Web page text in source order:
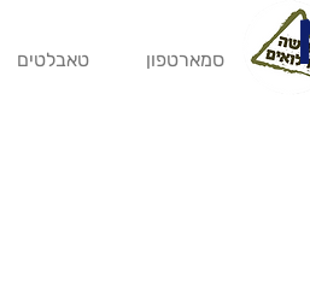
סמארטפון טאבלטים